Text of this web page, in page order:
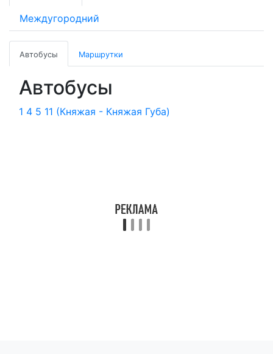
Междугородний
Автобусы Маршрутки
Автобусы
1 4 5 11 (Княжая - Княжая Губа)